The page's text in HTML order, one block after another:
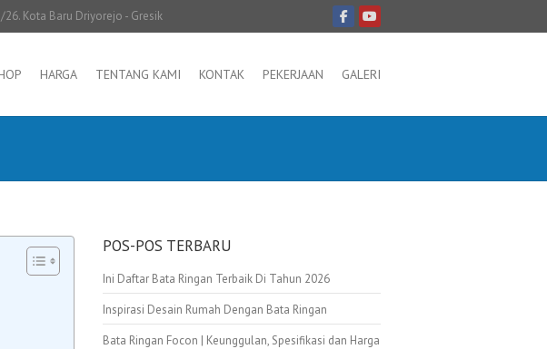
Kota Baru Driyorejo - Gresik
HARGA TENTANG KAMI KONTAK PEKERJAAN GALERI
POS-POS TERBARU
Ini Daftar Bata Ringan Terbaik Di Tahun 2026
Inspirasi Desain Rumah Dengan Bata Ringan
Bata Ringan Focon | Keunggulan, Spesifikasi dan Harga